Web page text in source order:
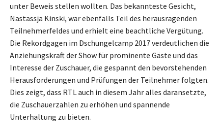
unter Beweis stellen wollten. Das bekannteste Gesicht,
Nastassja Kinski, war ebenfalls Teil des herausragenden
Teilnehmerfeldes und erhielt eine beachtliche Vergütung.
Die Rekordgagen im Dschungelcamp 2017 verdeutlichen die
Anziehungskraft der Show für prominente Gäste und das
Interesse der Zuschauer, die gespannt den bevorstehenden
Herausforderungen und Prüfungen der Teilnehmer folgten.
Dies zeigt, dass RTL auch in diesem Jahr alles daransetzte,
die Zuschauerzahlen zu erhöhen und spannende
Unterhaltung zu bieten.